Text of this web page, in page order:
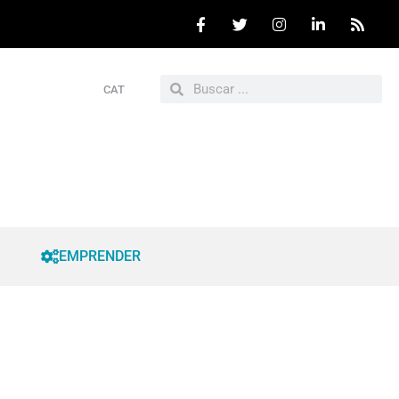
CAT
EMPRENDER